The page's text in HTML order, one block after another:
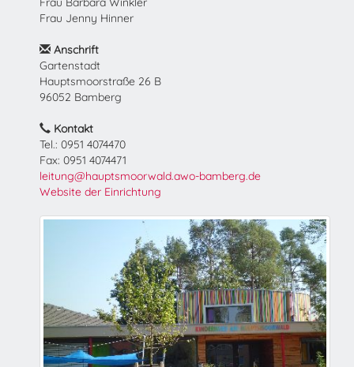
Frau Jenny Hinner
Anschrift
Gartenstadt
Hauptsmoorstraße 26 B
96052 Bamberg
Kontakt
Tel.: 0951 4074470
Fax: 0951 4074471
leitung@hauptsmoorwald.awo-bamberg.de
Website der Einrichtung